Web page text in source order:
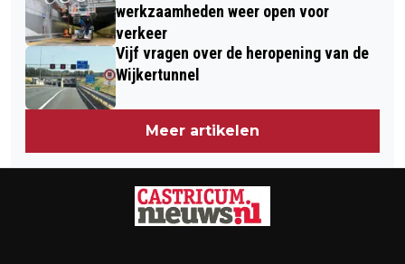
werkzaamheden weer open voor
verkeer
Vijf vragen over de heropening van de
Wijkertunnel
Meer artikelen